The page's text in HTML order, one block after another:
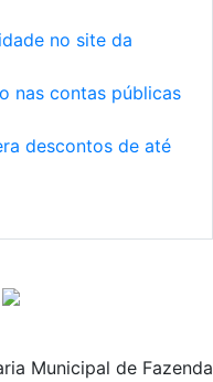
no site da
nas contas públicas
descontos de até
Municipal de Fazenda